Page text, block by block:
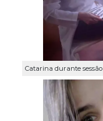
Catarina durante